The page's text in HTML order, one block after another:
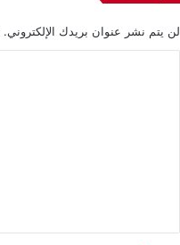
لن يتم نشر عنوان بريدك الإلكتروني.